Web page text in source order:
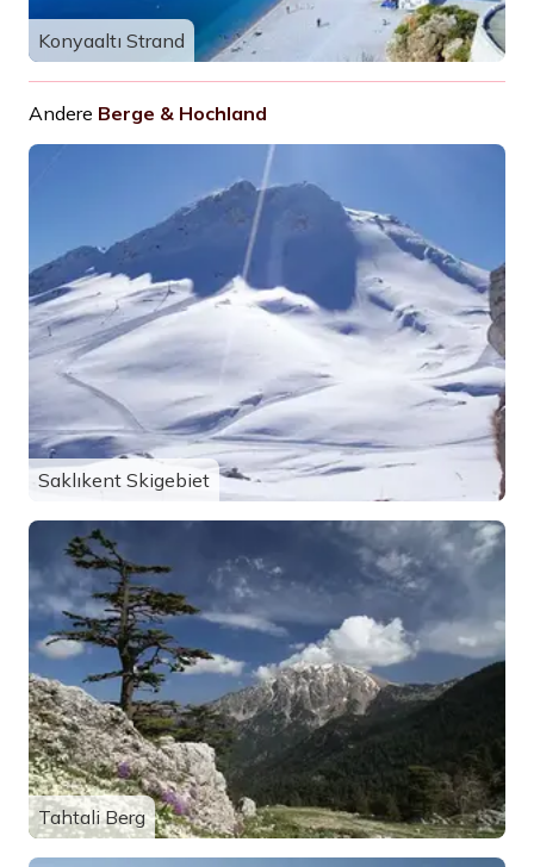
Konyaaltı Strand
Andere Berge & Hochland
Saklıkent Skigebiet
Tahtali Berg